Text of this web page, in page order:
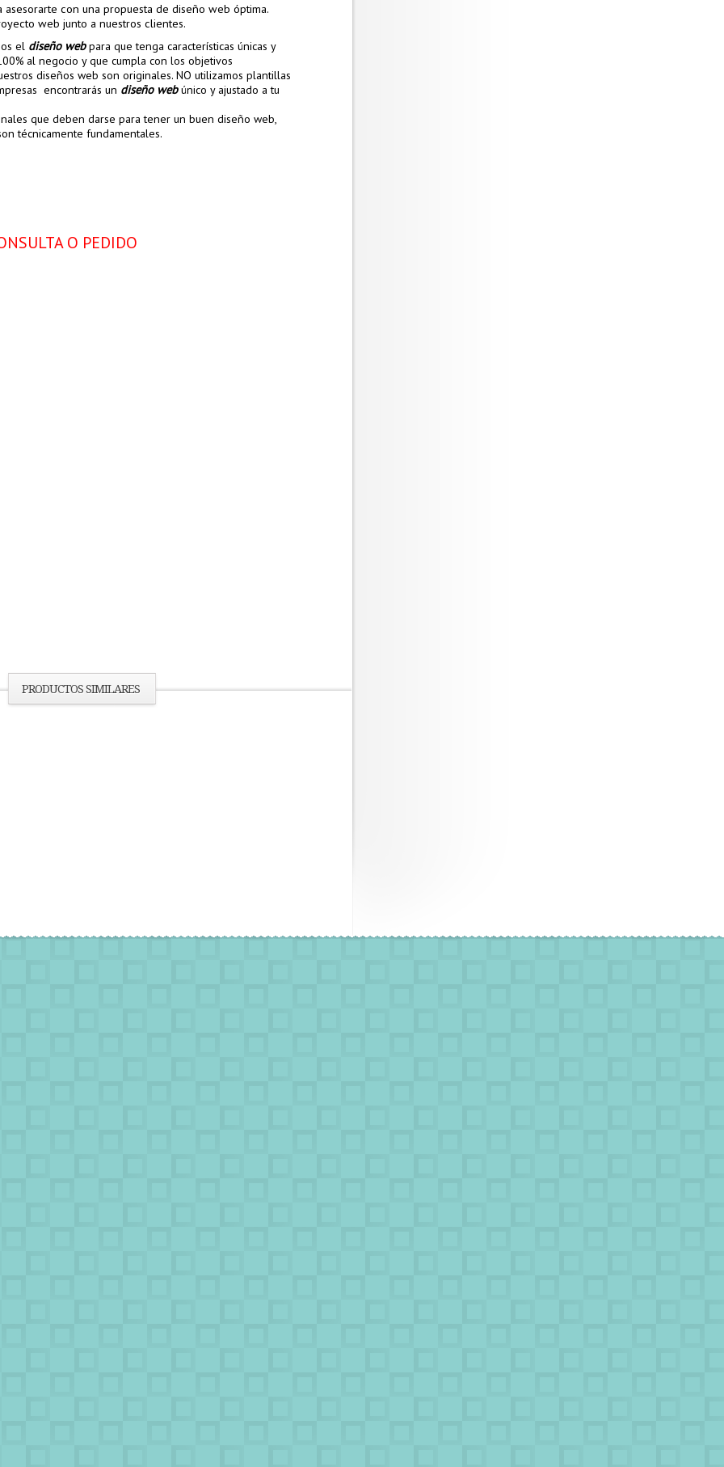
con una propuesta de diseño web óptima.
web junto a nuestros clientes.
el diseño webpara que tenga características únicas y
al negocio y que cumpla con los objetivos
diseños web son originales. NO utilizamos plantillas
encontrarás un diseño webúnico y ajustado a tu
que deben darse para tener un buen diseño web,
técnicamente fundamentales.
O PEDIDO
PRODUCTOS SIMILARES